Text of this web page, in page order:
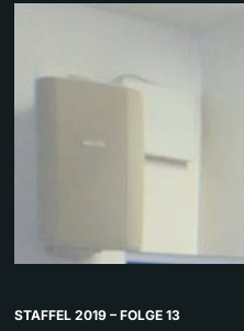
STAFFEL 2019 – FOLGE 13